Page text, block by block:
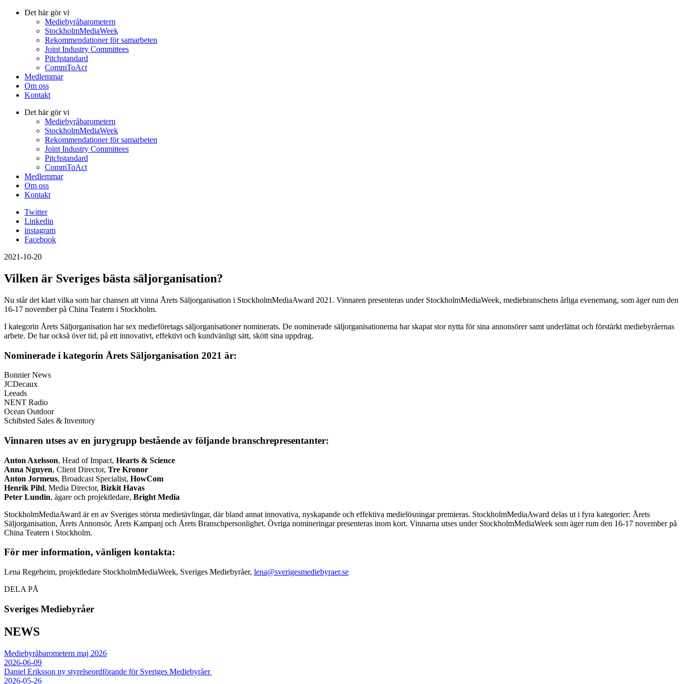
Det här gör vi
Mediebyråbarometern
StockholmMediaWeek
Rekommendationer för samarbeten
Joint Industry Committees
Pitchstandard
CommToAct
Medlemmar
Om oss
Kontakt
Det här gör vi
Mediebyråbarometern
StockholmMediaWeek
Rekommendationer för samarbeten
Joint Industry Committees
Pitchstandard
CommToAct
Medlemmar
Om oss
Kontakt
Twitter
Linkedin
instagram
Facebook
2021-10-20
Vilken är Sveriges bästa säljorganisation?
Nu står det klart vilka som har chansen att vinna Årets Säljorganisation i StockholmMediaAward 2021. Vinnaren presenteras under StockholmMediaWeek, mediebranschens årliga evenemang, som äger rum den
16-17 november på China Teatern i Stockholm.
I kategorin Årets Säljorganisation har sex medieföretags säljorganisationer nominerats. De nominerade säljorganisationerna har skapat stor nytta för sina annonsörer samt underlättat och förstärkt mediebyråernas
arbete. De har också över tid, på ett innovativt, effektivt och kundvänligt sätt, skött sina uppdrag.
Nominerade i kategorin Årets Säljorganisation 2021 är:
Bonnier News
JCDecaux
Leeads
NENT Radio
Ocean Outdoor
Schibsted Sales & Inventory
Vinnaren utses av en jurygrupp bestående av följande branschrepresentanter:
Anton Axelsson, Head of Impact, Hearts & Science
Anna Nguyen, Client Director, Tre Kronor
Anton Jormeus, Broadcast Specialist, HowCom
Henrik Pihl, Media Director, Bizkit Havas
Peter Lundin, ägare och projektledare, Bright Media
StockholmMediaAward är en av Sveriges största medietävlingar, där bland annat innovativa, nyskapande och effektiva medielösningar premieras. StockholmMediaAward delas ut i fyra kategorier: Årets
Säljorganisation, Årets Annonsör, Årets Kampanj och Årets Branschpersonlighet. Övriga nomineringar presenteras inom kort. Vinnarna utses under StockholmMediaWeek som äger rum den 16-17 november på
China Teatern i Stockholm.
För mer information, vänligen kontakta:
Lena Regeheim, projektledare StockholmMediaWeek, Sveriges Mediebyråer, lena@sverigesmediebyraer.se
DELA PÅ
Sveriges Mediebyråer
NEWS
Mediebyråbarometern maj 2026
2026-06-09
Daniel Eriksson ny styrelseordförande för Sveriges Mediebyråer
2026-05-26